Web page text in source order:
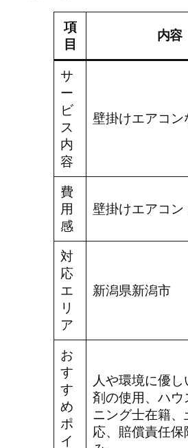
項
目
内容
サ
ー
ビ
ス
内
容
壁掛けエアコン
費
用
感
壁掛けエアコン
対
応
エ
リ
ア
新潟県新潟市
お
す
す
め
ポ
イ
人や環境に優
剤の使用、ハウ
ニング士在籍、
応、賠償責任保